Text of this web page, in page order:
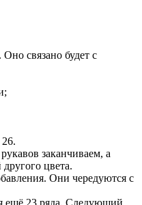
Оно связано будет с
заканчиваем, а
цвета.
Они чередуются с
ещё 23 ряда. Следующий